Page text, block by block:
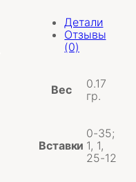
Детали
Отзывы
(0)
Вес
0.17
гр.
Вставки
0-35;
1, 1,
25-12